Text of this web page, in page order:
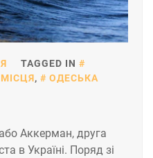
TAGGED IN
МІСЦЯ,
ОДЕСЬКА
Аккерман, друга
в Україні. Поряд зі